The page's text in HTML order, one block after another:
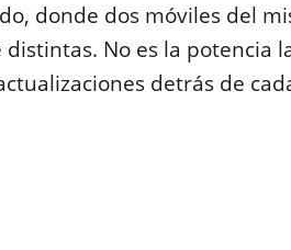
donde dos móviles del
No es la potencia
detrás de